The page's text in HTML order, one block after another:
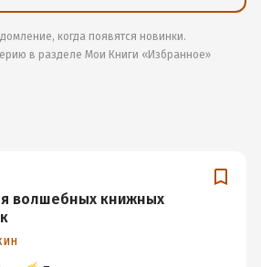
когда появятся новинки.
в разделе Мои Книги «Избранное»
волшебных книжных